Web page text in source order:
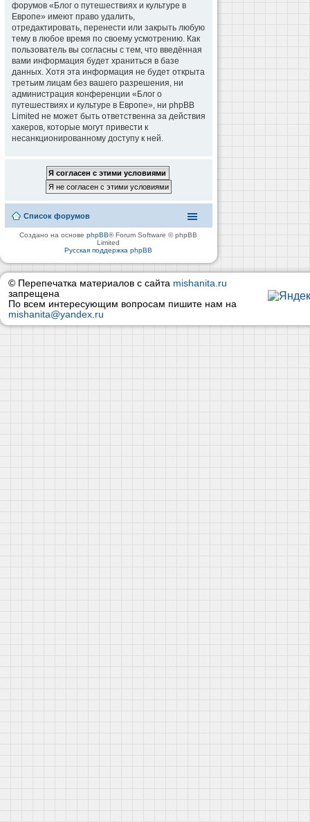
форумов «Блог о путешествиях и культуре в
Европе» имеют право удалить,
отредактировать, перенести или закрыть любую
тему в любое время по своему усмотрению. Как
пользователь вы согласны с тем, что введённая
вами информация будет храниться в базе
данных. Хотя эта информация не будет открыта
третьим лицам без вашего разрешения, ни
администрация конференции «Блог о
путешествиях и культуре в Европе», ни phpBB
Limited не может быть ответственна за действия
хакеров, которые могут привести к
несанкционированному доступу к ней.
Список форумов
Создано на основеphpBB® Forum Software © phpBB
Limited
Русская поддержка phpBB
© Перепечатка материалов с сайта mishanita.ru
запрещена
По всем интересующим вопросам пишите нам на
mishanita@yandex.ru